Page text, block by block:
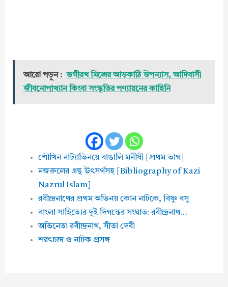
আরো পড়ুন : ভগীরথ মিশ্রের আড়কাঠি উপন্যাস, আদিবাসী
জীবনোপাখ্যান কিংবা সংস্কৃতির পণ্যায়নের কাহিনি
শৌখিন নাট্যাভিনয়ে বাঙালি মনীষী [প্রথম ভাগ]
নজরুলের গ্রন্থ উৎসর্গসহ [Bibliography of Kazi
Nazrul Islam]
রবীন্দ্রনাথের প্রথম অভিনয় কোন নাটকে, বিষ্ণু বসু
বাংলা সাহিত্যের দুই দিগন্তের সংঘাত: রবীন্দ্রনাথ…
অভিনেতা রবীন্দ্রনাথ, সীতা দেবী
শরৎচন্দ্র ও নাটক প্রসঙ্গ